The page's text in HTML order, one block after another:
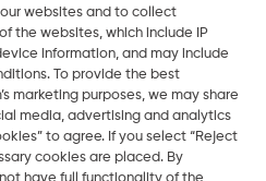
Rev001
riservati.
websites and to collect
the websites, which include IP
information, and may include
To provide the best
marketing purposes, we may share
media, advertising and analytics
to agree. If you select “Reject
cookies are placed. By